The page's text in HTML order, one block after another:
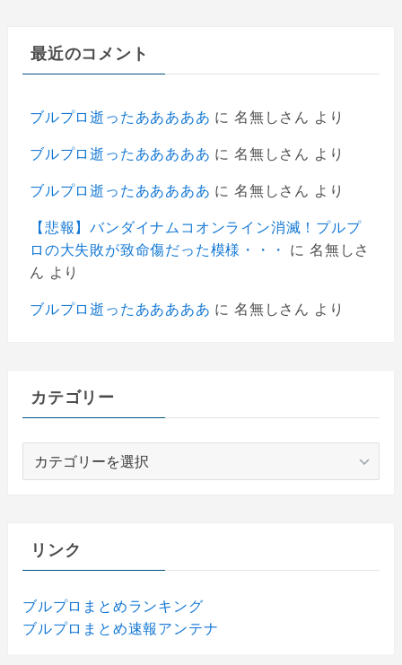
最近のコメント
ブルプロ逝ったあああああ に 名無しさん より
ブルプロ逝ったあああああ に 名無しさん より
ブルプロ逝ったあああああ に 名無しさん より
【悲報】バンダイナムコオンライン消滅！プルプ
ロの大失敗が致命傷だった模様・・・
に 名無しさ
ん
より
ブルプロ逝ったあああああ に 名無しさん より
カテゴリー
ーリンク
ブルプロまとめランキング
ブルプロまとめ速報アンテナ